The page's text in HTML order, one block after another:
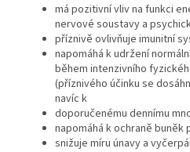
má pozitivní vliv na funkci
nervové soustavy a
příznivě ovlivňuje imunitní
napomáhá k udržení
během intenzivního
(příznivého účinku se
navíc k
doporučenému dennímu
napomáhá k ochraně
snižuje míru únavy a